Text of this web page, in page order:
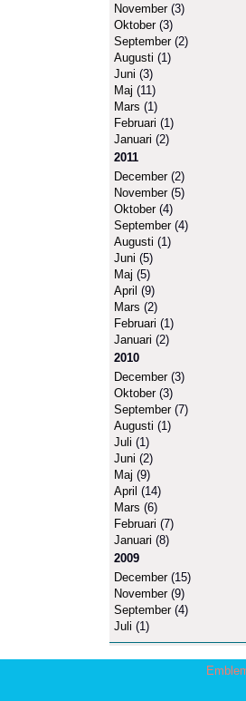
November(3)
Oktober(3)
September(2)
Augusti (1)
Juni (3)
Maj (11)
Mars (1)
Februari (1)
Januari (2)
2011
December(2)
November(5)
Oktober(4)
September(4)
Augusti (1)
Juni (5)
Maj (5)
April (9)
Mars (2)
Februari (1)
Januari (2)
2010
December(3)
Oktober(3)
September(7)
Augusti (1)
Juli (1)
Juni (2)
Maj (9)
April (14)
Mars (6)
Februari (7)
Januari (8)
2009
December(15)
November(9)
September(4)
Juli (1)